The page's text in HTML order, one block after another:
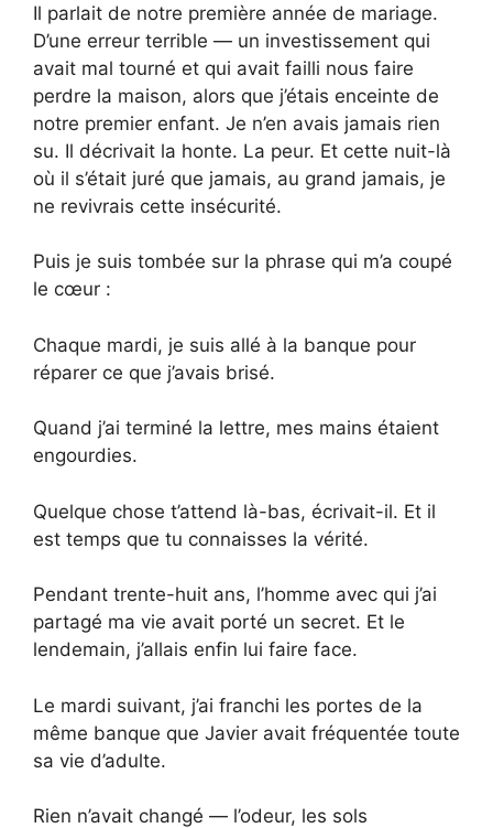
Il parlait de notre première année de mariage.
D’une erreur terrible — un investissement qui
avait mal tourné et qui avait failli nous faire
perdre la maison, alors que j’étais enceinte de
notre premier enfant. Je n’en avais jamais rien
su. Il décrivait la honte. La peur. Et cette nuit-là
où il s’était juré que jamais, au grand jamais, je
ne revivrais cette insécurité.
Puis je suis tombée sur la phrase qui m’a coupé
le cœur :
Chaque mardi, je suis allé à la banque pour
réparer ce que j’avais brisé.
Quand j’ai terminé la lettre, mes mains étaient
engourdies.
Quelque chose t’attend là-bas, écrivait-il. Et il
est temps que tu connaisses la vérité.
Pendant trente-huit ans, l’homme avec qui j’ai
partagé ma vie avait porté un secret. Et le
lendemain, j’allais enfin lui faire face.
Le mardi suivant, j’ai franchi les portes de la
même banque que Javier avait fréquentée toute
sa vie d’adulte.
Rien n’avait changé — l’odeur, les sols